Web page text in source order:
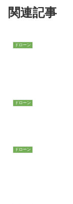
関連記事
ドローン
ドローン
ドローン